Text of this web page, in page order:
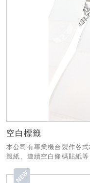
空白標籤
本公司有專業機台製作各
籤紙、連續空白條碼貼紙